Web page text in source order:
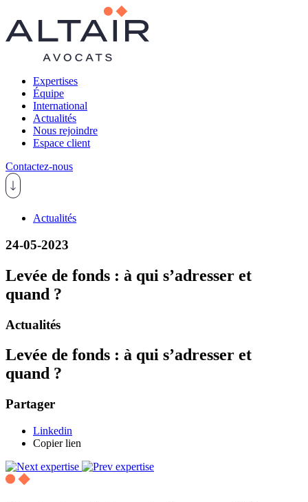
Expertises
Équipe
International
Actualités
Nous rejoindre
Espace client
Contactez-nous
Actualités
24-05-2023
Levée de fonds : à qui s’adresser et
quand ?
Actualités
Levée de fonds : à qui s’adresser et
quand ?
Partager
Linkedin
Copier lien